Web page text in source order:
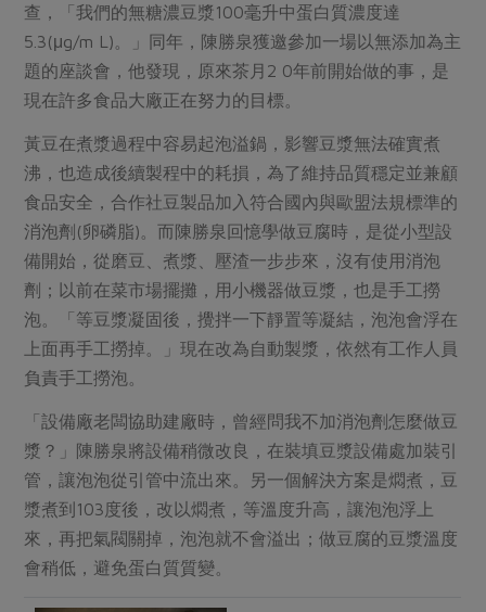
查，「我們的無糖濃豆漿100毫升中蛋白質濃度達
5.3(μg/m L)。」同年，陳勝泉獲邀參加一場以無添加為主
題的座談會，他發現，原來茶月2 0年前開始做的事，是
現在許多食品大廠正在努力的目標。
黃豆在煮漿過程中容易起泡溢鍋，影響豆漿無法確實煮
沸，也造成後續製程中的耗損，為了維持品質穩定並兼顧
食品安全，合作社豆製品加入符合國內與歐盟法規標準的
消泡劑(卵磷脂)。而陳勝泉回憶學做豆腐時，是從小型設
備開始，從磨豆、煮漿、壓渣一步步來，沒有使用消泡
劑；以前在菜市場擺攤，用小機器做豆漿，也是手工撈
泡。「等豆漿凝固後，攪拌一下靜置等凝結，泡泡會浮在
上面再手工撈掉。」現在改為自動製漿，依然有工作人員
負責手工撈泡。
「設備廠老闆協助建廠時，曾經問我不加消泡劑怎麼做豆
漿？」陳勝泉將設備稍微改良，在裝填豆漿設備處加裝引
管，讓泡泡從引管中流出來。另一個解決方案是燜煮，豆
漿煮到103度後，改以燜煮，等溫度升高，讓泡泡浮上
來，再把氣閥關掉，泡泡就不會溢出；做豆腐的豆漿溫度
會稍低，避免蛋白質質變。